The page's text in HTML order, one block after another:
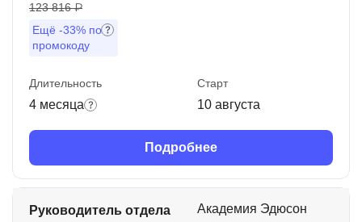
123 816 ₽
Ещё -33% по
промокоду
Длительность
4 месяца
Старт
10 августа
Подробнее
Руководитель отдела
Академия Эдюсон